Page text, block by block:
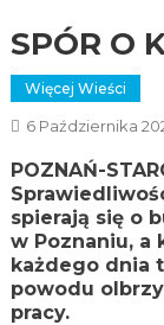
SPÓR O
Więcej Wieści
6 Października
POZNAŃ-
spierają się o
w Poznaniu, a
każdego dnia
powodu
pracy.